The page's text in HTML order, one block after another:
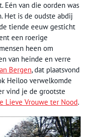
Eén van die oorden was
Het is de oudste abdij
tiende eeuw gesticht
een roerige
heen om
van heinde en verre
Bergen, dat plaatsvond
Heiloo verwelkomde
vind je de grootste
Lieve Vrouwe ter Nood.